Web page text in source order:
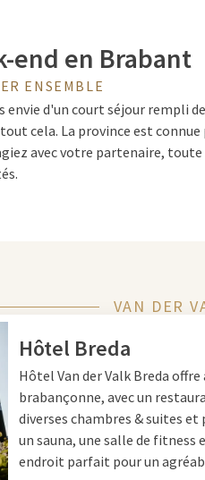
end en Brabant
ENSEMBLE
envie d'un court séjour rempli
cela. La province est
avec votre partenaire,
,Bredade
historiques et des rues
des Loonse en Drunense
randonnée à travers les forêts
suffisamment à faire pour la
se demandeque faire au
VAN DER
Hôtel Breda
Hôtel Van der Valk Breda
brabançonne, avec un
diverses chambres & suites
un sauna, une salle de fitness
endroit parfait pour un